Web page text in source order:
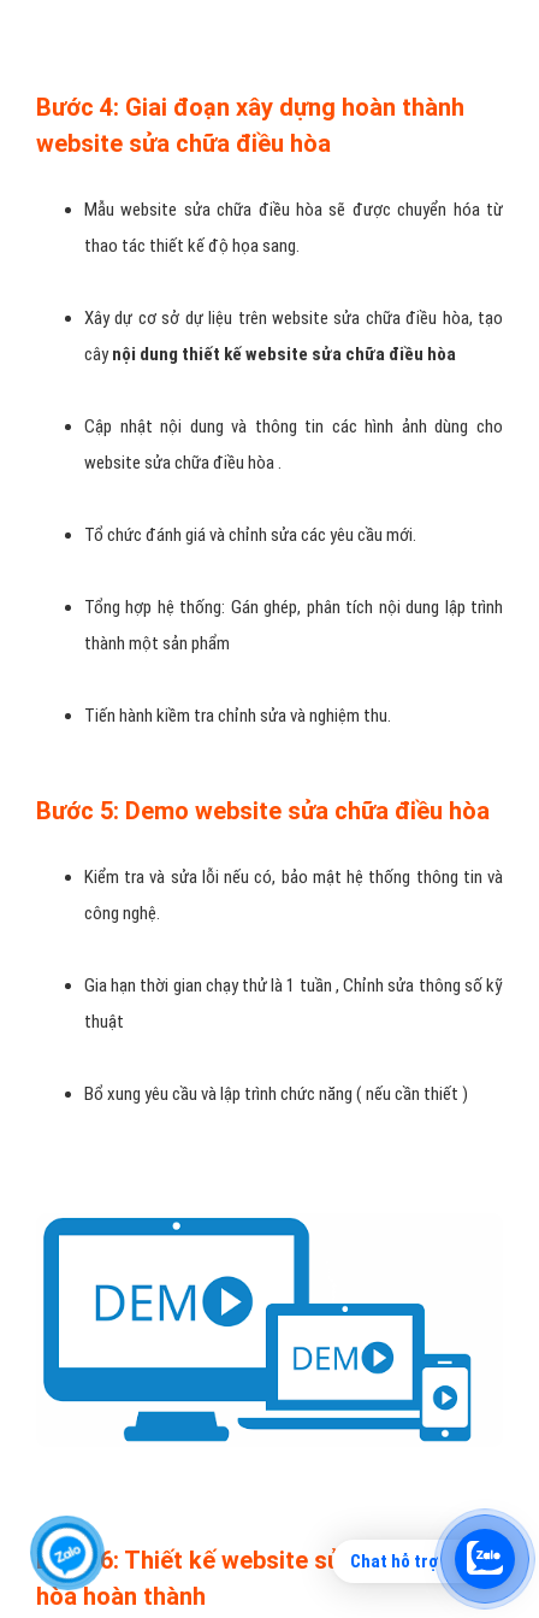
Bước 4: Giai đoạn xây dựng hoàn thành
website sửa chữa điều hòa
Mẫu website sửa chữa điều hòa sẽ được chuyển hóa từ
thao tác thiết kế độ họa sang.
Xây dự cơ sở dự liệu trên website sửa chữa điều hòa, tạo
câynội dung thiết kếwebsite sửa chữa điều hòa
Cập nhật nội dung và thông tin các hình ảnh dùng cho
website sửa chữa điều hòa .
Tổ chức đánh giá và chỉnh sửa các yêu cầu mới.
Tổng hợp hệ thống: Gán ghép, phân tích nội dung lập trình
thành một sản phẩm
Tiến hành kiềm tra chỉnh sửa và nghiệm thu.
Bước 5: Demo website sửa chữa điều hòa
Kiểm tra và sửa lỗi nếu có, bảo mật hệ thống thông tin và
công nghệ.
Gia hạn thời gian chạy thử là 1 tuần , Chỉnh sửa thông số kỹ
thuật
Bổ xung yêu cầu và lập trình chức năng ( nếu cần thiết )
Bước 6: Thiết kế website sửa chữa điều
hòa hoàn thành
Chat hỗ trợ